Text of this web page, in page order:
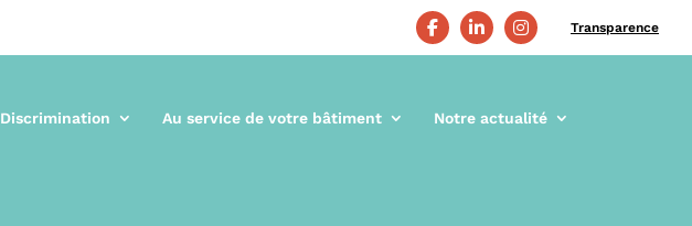
Transparence
Discrimination Au service de votre bâtiment Notre actualité